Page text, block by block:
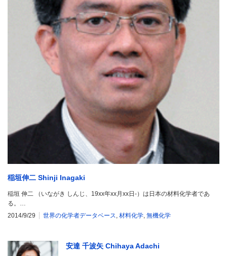
稲垣伸二 Shinji Inagaki
稲垣 伸二 （いながき しんじ、19xx年xx月xx日-）は日本の材料化学者であ
る。…
2014/9/29
世界の化学者データベース 材料化学 無機化学
安達 千波矢 Chihaya Adachi